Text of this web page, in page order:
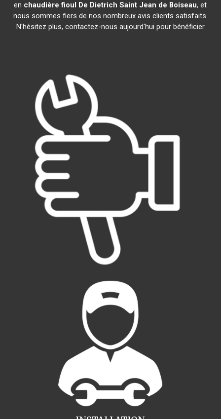
en chaudière fioul De Dietrich Saint Jean de Boiseau, et
nous sommes fiers de nos nombreux avis clients satisfaits.
N'hésitez plus, contactez-nous aujourd'hui pour bénéficier